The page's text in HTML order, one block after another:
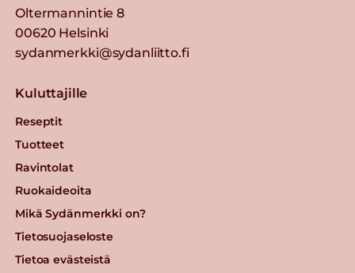
Oltermannintie 8
00620 Helsinki
sydanmerkki@sydanliitto.fi
Kuluttajille
Reseptit
Tuotteet
Ravintolat
Ruokaideoita
Mikä Sydänmerkki on?
Tietosuojaseloste
Tietoa evästeistä